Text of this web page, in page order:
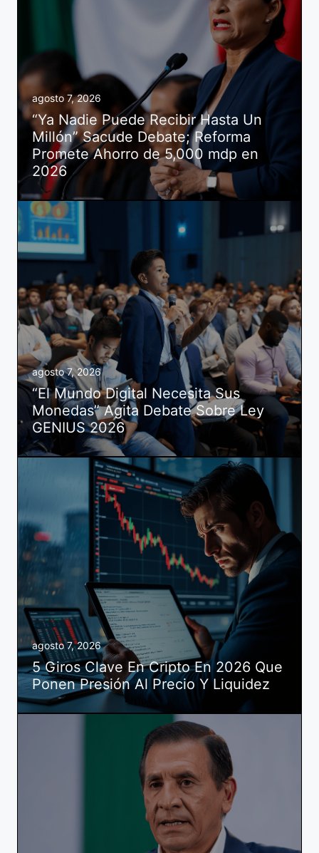
agosto 7, 2026
“Ya Nadie Puede Recibir Hasta Un
Millón” Sacude Debate; Reforma
Promete Ahorro de 5,000 mdp en
2026
agosto 7, 2026
“El Mundo Digital Necesita Sus
Monedas” Agita Debate Sobre Ley
GENIUS 2026
agosto 7, 2026
5 Giros Clave En Cripto En 2026 Que
Ponen Presión Al Precio Y Liquidez